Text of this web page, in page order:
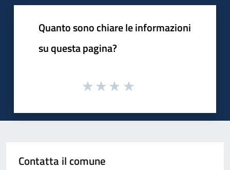
Quanto sono chiare le informazioni
su questa pagina?
Contatta il comune